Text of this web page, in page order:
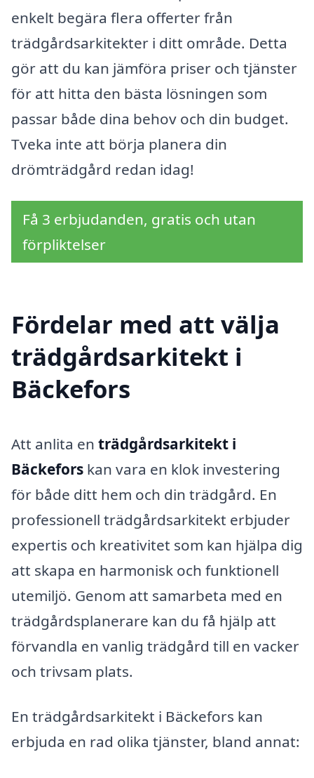
enkelt begära flera offerter från
trädgårdsarkitekter i ditt område. Detta
gör att du kan jämföra priser och tjänster
för att hitta den bästa lösningen som
passar både dina behov och din budget.
Tveka inte att börja planera din
drömträdgård redan idag!
Få 3 erbjudanden, gratis och utan
förpliktelser
Fördelar med att välja
trädgårdsarkitekt i
Bäckefors
Att anlita en trädgårdsarkitekt i
Bäckefors kan vara en klok investering
för både ditt hem och din trädgård. En
professionell trädgårdsarkitekt erbjuder
expertis och kreativitet som kan hjälpa dig
att skapa en harmonisk och funktionell
utemiljö. Genom att samarbeta med en
trädgårdsplanerare kan du få hjälp att
förvandla en vanlig trädgård till en vacker
och trivsam plats.
En trädgårdsarkitekt i Bäckefors kan
erbjuda en rad olika tjänster, bland annat: